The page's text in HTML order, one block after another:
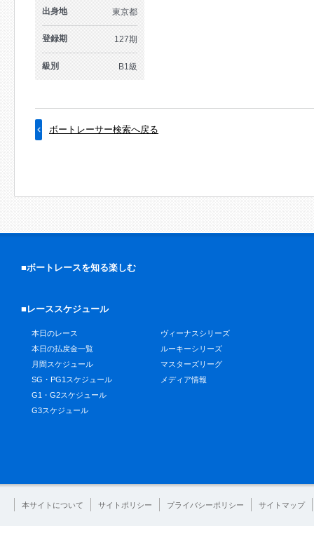
出身地 東京都
登録期 127期
級別 B1級
ボートレーサー検索へ戻る
■ボートレースを知る楽しむ
■レーススケジュール
本日のレース
本日の払戻金一覧
月間スケジュール
SG・PG1スケジュール
G1・G2スケジュール
G3スケジュール
ヴィーナスシリーズ
ルーキーシリーズ
マスターズリーグ
メディア情報
本サイトについて サイトポリシー プライバシーポリシー サイトマップ